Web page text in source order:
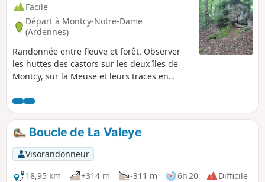
Facile
Départ à Montcy-Notre-Dame
(Ardennes)
Randonnée entre fleuve et forêt. Observer
les huttes des castors sur les deux îles de
Montcy, sur la Meuse et leurs traces en
musée du linge. Autrefois, de nombreuses
maisons possédaient un lavoir et les
habitantes lavaient le linge des bourgeois
de Charleville. Montcy-Notre-Dame était
surnommée Montcy-les-Linges.
Boucle de La Valeye
Visorandonneur
18,95 km
+314 m -311 m 6h 20
Difficile